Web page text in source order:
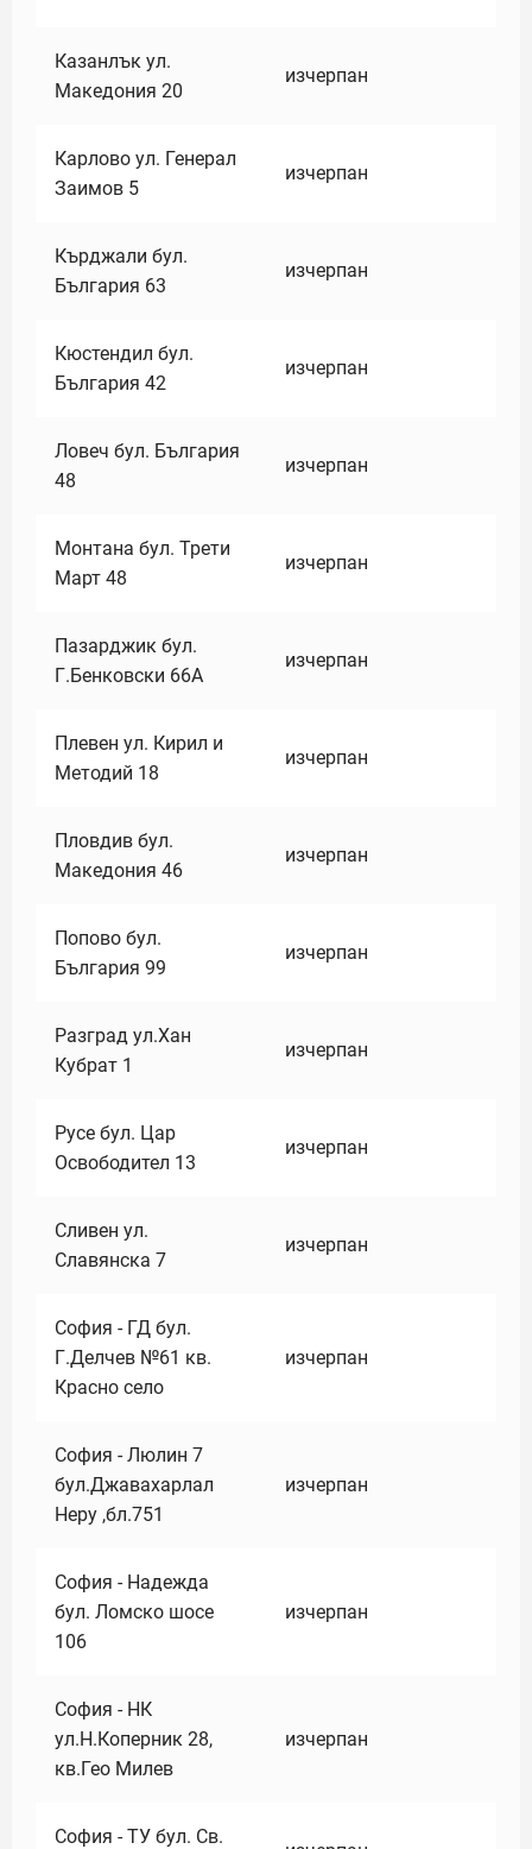
Казанлък ул.
Македония 20
изчерпан
Карлово ул. Генерал
Заимов 5
изчерпан
Кърджали бул.
България 63
изчерпан
Кюстендил бул.
България 42
изчерпан
Ловеч бул. България
48
изчерпан
Монтана бул. Трети
Март 48
изчерпан
Пазарджик бул.
Г.Бенковски 66А
изчерпан
Плевен ул. Кирил и
Методий 18
изчерпан
Пловдив бул.
Македония 46
изчерпан
Попово бул.
България 99
изчерпан
Разград ул.Хан
Кубрат 1
изчерпан
Русе бул. Цар
Освободител 13
изчерпан
Сливен ул.
Славянска 7
изчерпан
София - ГД бул.
Г.Делчев №61 кв.
Красно село
изчерпан
София - Люлин 7
бул.Джавахарлал
Неру ,бл.751
изчерпан
София - Надежда
бул. Ломско шосе
106
изчерпан
София - НК
ул.Н.Коперник 28,
кв.Гео Милев
изчерпан
София - ТУ бул. Св.